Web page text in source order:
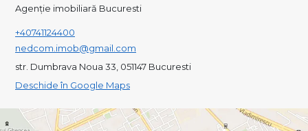
Agenție imobiliară Bucuresti
+40741124400
nedcom.imob@gmail.com
str. Dumbrava Noua 33, 051147 Bucuresti
Deschide în Google Maps